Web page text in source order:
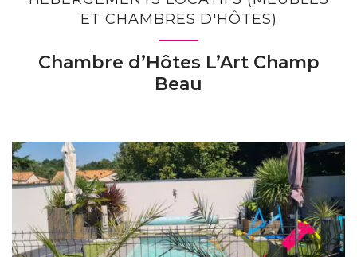
ET CHAMBRES D'HÔTES)
Chambre d’Hôtes L’Art Champ
Beau